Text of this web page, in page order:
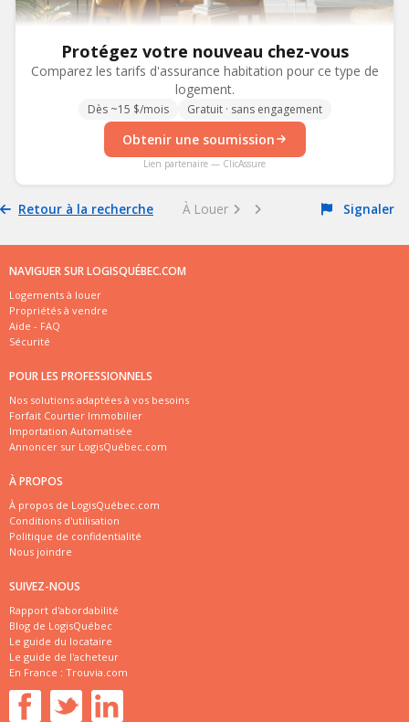
Protégez votre nouveau chez-vous
Comparez les tarifs d'assurance habitation pour ce type de
logement.
Dès ~15 $/mois Gratuit · sans engagement
Obtenir une soumission
Lien partenaire — ClicAssure
Retour à la recherche À Louer Signaler
NAVIGUER SUR LOGISQUÉBEC.COM
Logements à louer
Propriétés à vendre
Aide - FAQ
Sécurité
POUR LES PROFESSIONNELS
Nos solutions adaptées à vos besoins
Forfait Courtier Immobilier
Importation Automatisée
Annoncer sur LogisQuébec.com
À PROPOS
À propos de LogisQuébec.com
Conditions d'utilisation
Politique de confidentialité
Nous joindre
SUIVEZ-NOUS
Rapport d'abordabilité
Blog de LogisQuébec
Le guide du locataire
Le guide de l'acheteur
En France : Trouvia.com